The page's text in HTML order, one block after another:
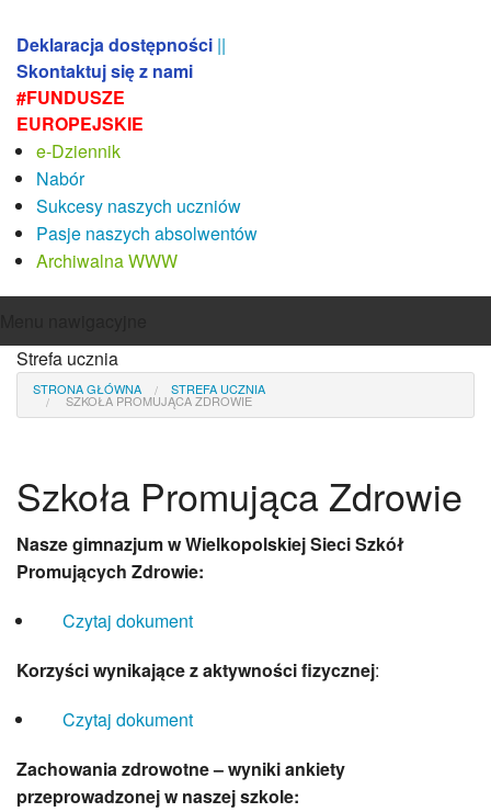
Deklaracja dostępności ||
Skontaktuj się z nami
#FUNDUSZE
EUROPEJSKIE
e-Dziennik
Nabór
Sukcesy naszych uczniów
Pasje naszych absolwentów
Archiwalna WWW
Aktualności
O szkole
Misja i koncepcja pracy szkoły
Patron
Odznaka Słowackiego
Dokumenty
Archiwalna strona WWW
Nauczanie dwujęzyczne
Innowacje
„AiR”- aktywność i rozwój
FUNtastyczny angielski
INFORMATYKA dla SMYKA
Strefa ucznia
STRONA GŁÓWNA STREFA UCZNIA
SZKOŁA PROMUJĄCA ZDROWIE
Szkoła Promująca Zdrowie
Nasze gimnazjum w Wielkopolskiej Sieci Szkół
Promujących Zdrowie:
Czytaj dokument
Korzyści wynikające z aktywności fizycznej:
Czytaj dokument
Zachowania zdrowotne – wyniki ankiety
przeprowadzonej w naszej szkole: